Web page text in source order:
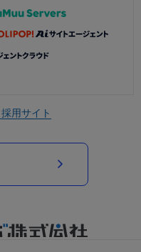
採用サイト